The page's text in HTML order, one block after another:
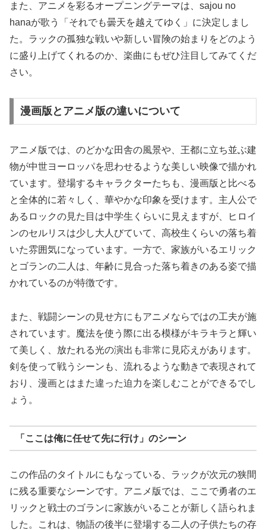
また、アニメを彩るオープニングテーマは、sajou no
hanaが歌う「それでも曇天を越えてゆく」に決定しまし
た。ラックの孤独な戦いや新しい冒険の始まりをどのよう
に盛り上げてくれるのか、楽曲にもぜひ注目してみてくだ
さい。
漫画版とアニメ版の違いについて
アニメ版では、のどかな田舎の風景や、王都に立ち並ぶ建
物が中世ヨーロッパを思わせるような美しい映像で描かれ
ています。登場するキャラクターたちも、漫画版と比べる
と全体的に若々しく、華やかな印象を受けます。主人公で
あるロックの見た目は中学生くらいに見えますが、ヒロイ
ンのセルリスは少し大人びていて、高校生くらいの落ち着
いた雰囲気になっています。一方で、家族がいるエリック
とゴランの二人は、年齢に見合った落ち着きのある姿で描
かれているのが特徴です。
また、戦闘シーンの見せ方にもアニメならではの工夫が施
されています。魔法を使う際に出る模様がキラキラと輝い
て美しく、放たれる光の演出も非常に見応えがあります。
剣を使って戦うシーンも、流れるような動きで表現されて
おり、漫画とはまた違った迫力を楽しむことができるでし
ょう。
「ここは俺に任せて先に行け」のシーン
この作品のタイトルにもなっている、ラックが次元の狭間
に残る重要なシーンです。アニメ版では、ここで勇者のエ
リックと戦士のゴランに家族がいることが新しく語られま
した。これは、物語の後半に登場する二人の子供たちの存